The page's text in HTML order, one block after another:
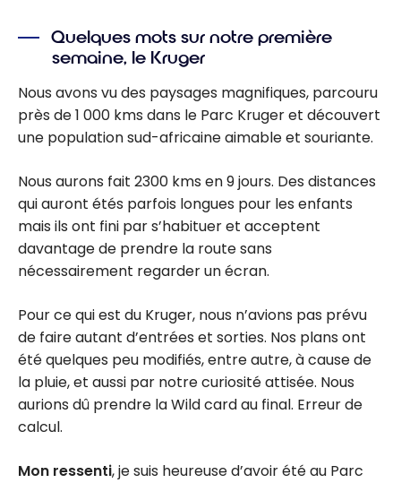
Quelques mots sur notre première
semaine, le Kruger
Nous avons vu des paysages magnifiques, parcouru
près de 1 000 kms dans le Parc Kruger et découvert
une population sud-africaine aimable et souriante.
Nous aurons fait 2300 kms en 9 jours. Des distances
qui auront étés parfois longues pour les enfants
mais ils ont fini par s’habituer et acceptent
davantage de prendre la route sans
nécessairement regarder un écran.
Pour ce qui est du Kruger, nous n’avions pas prévu
de faire autant d’entrées et sorties. Nos plans ont
été quelques peu modifiés, entre autre, à cause de
la pluie, et aussi par notre curiosité attisée. Nous
aurions dû prendre la Wild card au final. Erreur de
calcul.
Mon ressenti, je suis heureuse d’avoir été au Parc